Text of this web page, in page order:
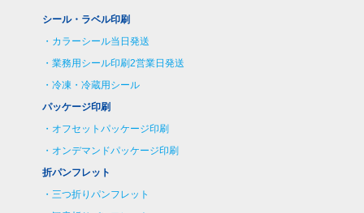
シール・ラベル印刷
カラーシール当日発送
業務用シール印刷2営業日発送
冷凍・冷蔵用シール
パッケージ印刷
オフセットパッケージ印刷
オンデマンドパッケージ印刷
折パンフレット
三つ折りパンフレット